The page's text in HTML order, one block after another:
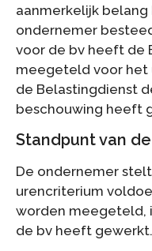
aanmerkelijk belang
ondernemer
voor de bv heeft de
meegeteld voor het
de Belastingdienst
beschouwing heeft
Standpunt van
De ondernemer
urencriterium
worden meegeteld,
de bv heeft gewerkt.